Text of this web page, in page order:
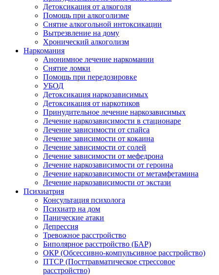
Детоксикация от алкоголя
Помощь при алкоголизме
Снятие алкогольной интоксикации
Вытрезвление на дому
Хронический алкоголизм
Наркомания
Анонимное лечение наркомании
Снятие ломки
Помощь при передозировке
УБОД
Детоксикация наркозависимых
Детоксикация от наркотиков
Принудительное лечение наркозависимых
Лечение наркозависимости в стационаре
Лечение зависимости от спайса
Лечение зависимости от кокаина
Лечение зависимости от солей
Лечение зависимости от мефедрона
Лечение наркозависимости от героина
Лечение наркозависимости от метамфетамина
Лечение наркозависимости от экстази
Психиатрия
Консультация психолога
Психиатр на дом
Панические атаки
Депрессия
Тревожное расстройство
Биполярное расстройство (БАР)
ОКР (Обсессивно-компульсивное расстройство)
ПТСР (Посттравматическое стрессовое
расстройство)